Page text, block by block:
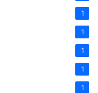
1
1
1
1
1